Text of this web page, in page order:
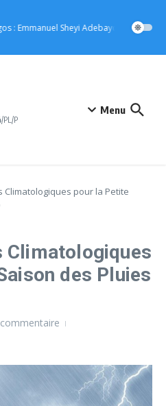
: Emmanuel Sheyi Adebayor offre 10
PL/P
Menu
Climatologiques pour la Petite
Climatologiques
des Pluies